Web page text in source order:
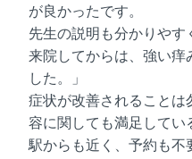
が良かったです。
先生の説明も分かりやす
来院してからは、強い痒
した。」
症状が改善されることは
容に関しても満足してい
駅からも近く、予約も不